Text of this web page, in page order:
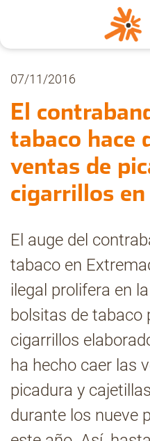
Nosotros
Secciones
Denuncia
Archivo
Estadísticas CMT
Contacto
07/11/2016
El
tabaco hace
ventas de
cigarrillos
El auge del
tabaco en
ilegal prolifera en
bolsitas de tabaco
cigarrillos
ha hecho caer las
picadura y
durante los nueve